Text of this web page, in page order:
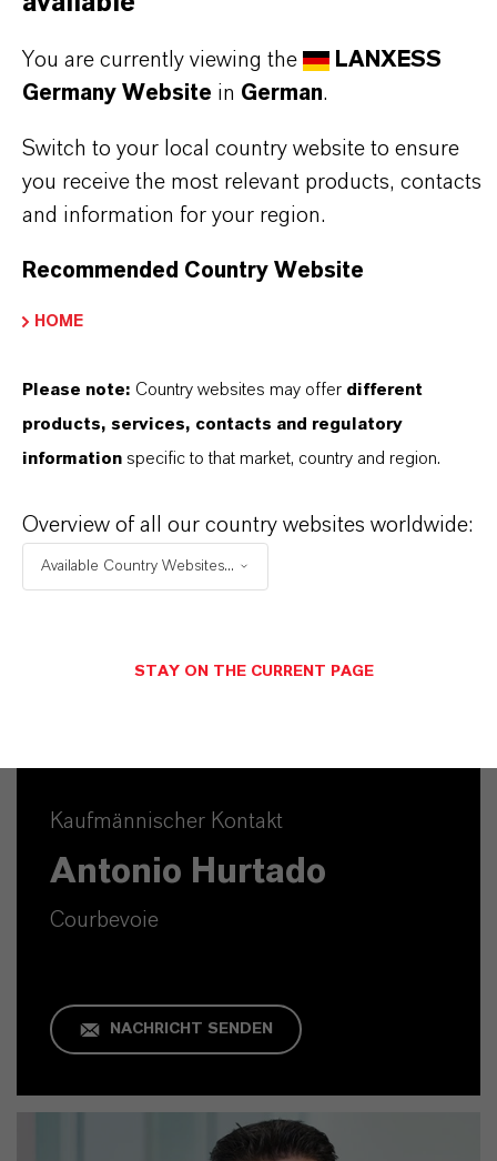
LANXESS der richtige Partner für Ihr Unternehmen
ist.
IM MITTELPUNKT STEHEN SIE: UNSERE
KUNDINNEN UND KUNDEN!
11 Gründe, warum LANXESS der richtige
Kaufmännischer Kontakt
Antonio Hurtado
Courbevoie
NACHRICHT SENDEN
You are currently viewing the
LANXESS
Germany Website in German.
Switch to your local country website to ensure
you receive the most relevant products, contacts
and information for your region.
Recommended Country Website
HOME
Please note: Country websites may offer different
products, services, contacts and regulatory
information specific to that market, country and region.
Overview of all our country websites worldwide:
Available Country Websites...
STAY ON THE CURRENT PAGE